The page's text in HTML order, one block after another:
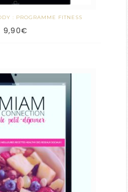
: PROGRAMME FITNESS
9,90€